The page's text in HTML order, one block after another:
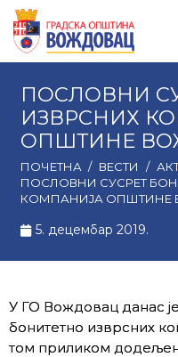
ПОСЛОВНИ
ИЗВРСНИХ
ОПШТИНЕ
ПОЧЕТНА / ВЕСТИ /
ПОСЛОВНИ СУСРЕТ
КОМПАНИЈА ОПШТИНЕ
5. децембар 2019.
У ГО Вождовац данас
бонитетно изврсних
том приликом